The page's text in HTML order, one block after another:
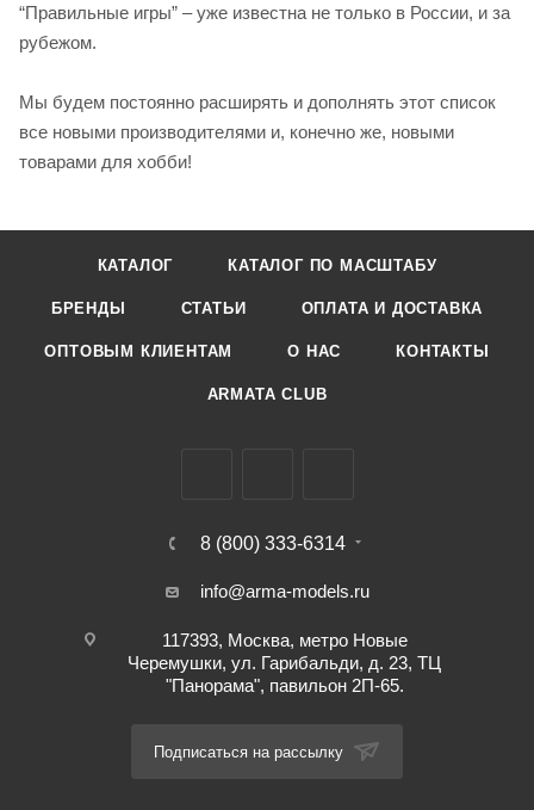
“Правильные игры” – уже известна не только в России, и за
рубежом.
Мы будем постоянно расширять и дополнять этот список
все новыми производителями и, конечно же, новыми
товарами для хобби!
КАТАЛОГ КАТАЛОГ ПО МАСШТАБУ
БРЕНДЫ СТАТЬИ ОПЛАТА И ДОСТАВКА
ОПТОВЫМ КЛИЕНТАМ О НАС КОНТАКТЫ
ARMATA CLUB
8 (800) 333-6314
info@arma-models.ru
117393, Москва, метро Новые
Черемушки, ул. Гарибальди, д. 23, ТЦ
"Панорама", павильон 2П-65.
Подписаться на рассылку